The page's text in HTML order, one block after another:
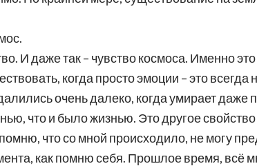
И даже так – чувство космоса. Именно
когда просто эмоции – это
очень далеко, когда умирает даже
что и было жизнью. Это другое
что со мной происходило, не могу
как помню себя. Прошлое время, всё